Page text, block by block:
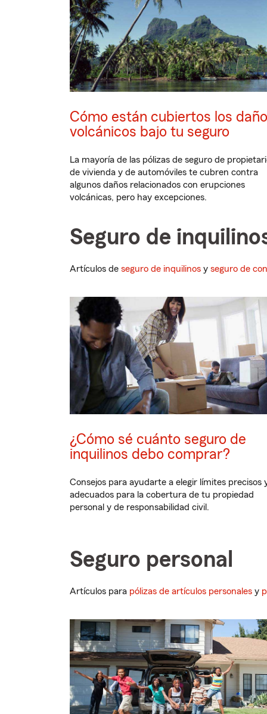
Cómo están cubiertos los
volcánicos bajo tu seguro
La mayoría de las pólizas de seguro de
de vivienda y de automóviles te cubren contra
algunos daños relacionados con erupciones
volcánicas, pero hay excepciones.
Seguro de
Artículos de seguro de inquilinos y seguro de
¿Cómo sé cuánto seguro de
inquilinos debo comprar?
Consejos para ayudarte a elegir límites precisos
adecuados para la cobertura de tu propiedad
personal y de responsabilidad civil.
Seguro personal
Artículos para pólizas de artículos personales y